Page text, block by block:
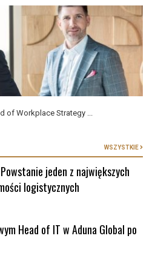
of Workplace Strategy ...
WSZYSTKIE
jeden z największych
logistycznych
Head of IT w Aduna Global po